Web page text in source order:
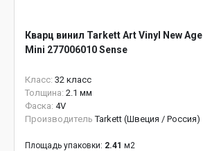
Кварц винил Tarkett Art Vinyl New Age
Mini 277006010 Sense
Класс: 32 класс
Толщина: 2.1 мм
Фаска: 4V
Производитель Tarkett (Швеция / Россия)
Площадь упаковки: 2.41 м2